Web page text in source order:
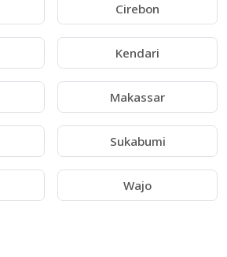
Cirebon
Kendari
Makassar
Sukabumi
Wajo